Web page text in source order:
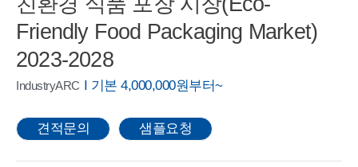
Friendly Food Packaging Market)
2023-2028
IndustryARC I 기본 4,000,000원부터~
견적문의 샘플요청